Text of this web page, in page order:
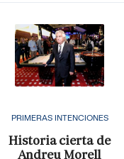
PRIMERAS INTENCIONES
Historia cierta de
Andreu Morell